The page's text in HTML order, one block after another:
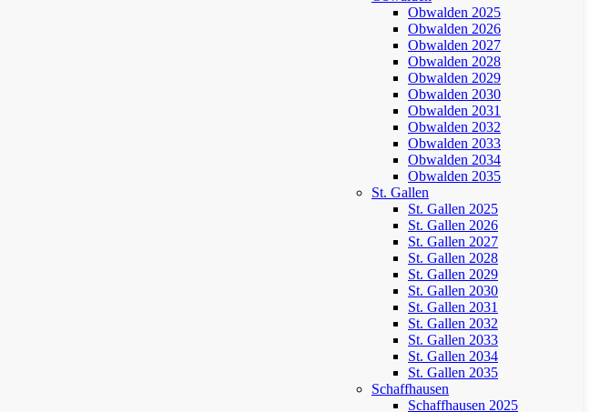
Obwalden 2025
Obwalden 2026
Obwalden 2027
Obwalden 2028
Obwalden 2029
Obwalden 2030
Obwalden 2031
Obwalden 2032
Obwalden 2033
Obwalden 2034
Obwalden 2035
St. Gallen
St. Gallen 2025
St. Gallen 2026
St. Gallen 2027
St. Gallen 2028
St. Gallen 2029
St. Gallen 2030
St. Gallen 2031
St. Gallen 2032
St. Gallen 2033
St. Gallen 2034
St. Gallen 2035
Schaffhausen
Schaffhausen 2025